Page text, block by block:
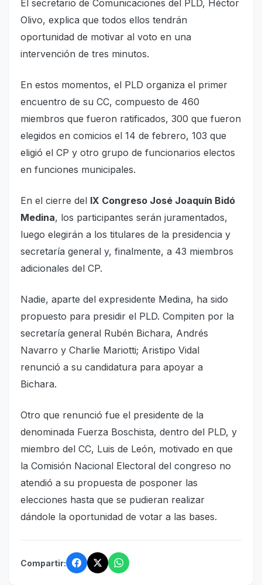
El secretario de Comunicaciones del PLD, Héctor
Olivo, explica que todos ellos tendrán
oportunidad de motivar al voto en una
intervención de tres minutos.
En estos momentos, el PLD organiza el primer
encuentro de su CC, compuesto de 460
miembros que fueron ratificados, 300 que fueron
elegidos en comicios el 14 de febrero, 103 que
eligió el CP y otro grupo de funcionarios electos
en funciones municipales.
En el cierre del IX Congreso José Joaquín Bidó
Medina, los participantes serán juramentados,
luego elegirán a los titulares de la presidencia y
secretaría general y, finalmente, a 43 miembros
adicionales del CP.
Nadie, aparte del expresidente Medina, ha sido
propuesto para presidir el PLD. Compiten por la
secretaría general Rubén Bichara, Andrés
Navarro y Charlie Mariotti; Aristipo Vidal
renunció a su candidatura para apoyar a
Bichara.
Otro que renunció fue el presidente de la
denominada Fuerza Boschista, dentro del PLD, y
miembro del CC, Luis de León, motivado en que
la Comisión Nacional Electoral del congreso no
atendió a su propuesta de posponer las
elecciones hasta que se pudieran realizar
dándole la oportunidad de votar a las bases.
Compartir: